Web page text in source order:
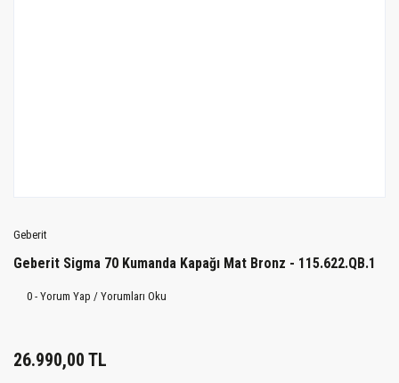
Geberit
Geberit Sigma 70 Kumanda Kapağı Mat Bronz - 115.622.QB.1
0 - Yorum Yap / Yorumları Oku
26.990,00 TL